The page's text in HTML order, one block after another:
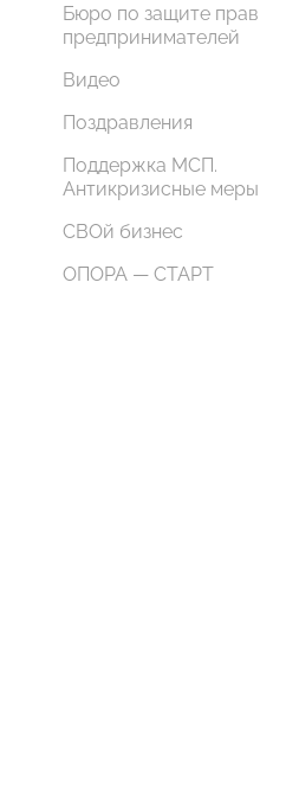
Бюро по защите прав
предпринимателей
Видео
Поздравления
Поддержка МСП.
Антикризисные меры
СВОй бизнес
ОПОРА — СТАРТ